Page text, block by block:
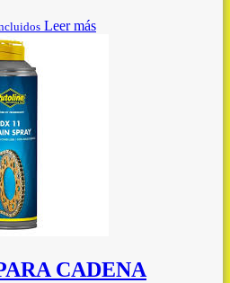
Leer más
CADENA